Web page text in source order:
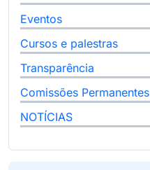
Eventos
Cursos e palestras
Transparência
Comissões Permanentes
NOTÍCIAS